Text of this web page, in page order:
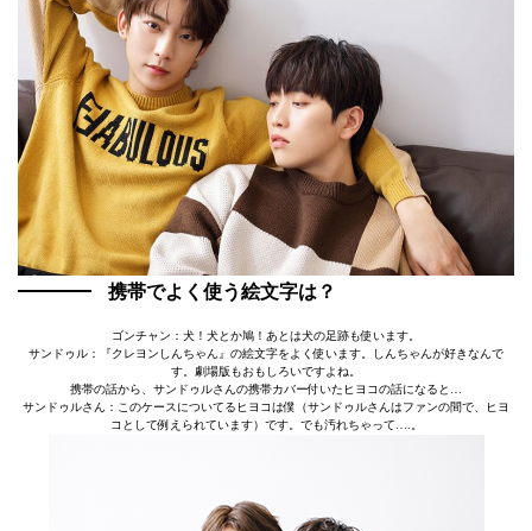
携帯でよく使う絵文字は？
ゴンチャン：犬！犬とか鳩！あとは犬の足跡も使います。
サンドゥル：『クレヨンしんちゃん』の絵文字をよく使います。しんちゃんが好きなんで
す。劇場版もおもしろいですよね。
携帯の話から、サンドゥルさんの携帯カバー付いたヒヨコの話になると…
サンドゥルさん：このケースについてるヒヨコは僕（サンドゥルさんはファンの間で、ヒヨ
コとして例えられています）です。でも汚れちゃって….。